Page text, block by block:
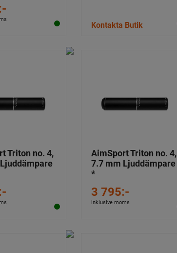
Kontakta Butik
Triton no. 4,
AimSport Triton no. 4,
7.7 mm Ljuddämpare
*
3 795:-
inklusive moms